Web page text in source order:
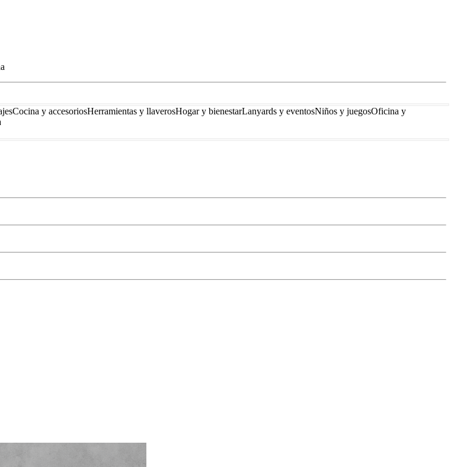
Cocina y accesoriosHerramientas y llaverosHogar y bienestarLanyards y eventosNiños y juegosOficina y